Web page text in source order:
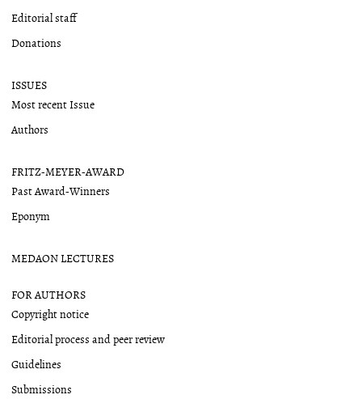
Editorial staff
Donations
ISSUES
Most recent Issue
Authors
FRITZ-MEYER-AWARD
Past Award-Winners
Eponym
MEDAON LECTURES
FOR AUTHORS
Copyright notice
Editorial process and peer review
Guidelines
Submissions